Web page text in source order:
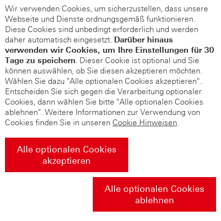
Wir verwenden Cookies, um sicherzustellen, dass unsere
Webseite und Dienste ordnungsgemäß funktionieren.
Diese Cookies sind unbedingt erforderlich und werden
daher automatisch eingesetzt. Darüber hinaus
verwenden wir Cookies, um Ihre Einstellungen für 30
Tage zu speichern. Dieser Cookie ist optional und Sie
können auswählen, ob Sie diesen akzeptieren möchten.
Wählen Sie dazu "Alle optionalen Cookies akzeptieren".
Entscheiden Sie sich gegen die Verarbeitung optionaler
Cookies, dann wählen Sie bitte "Alle optionalen Cookies
ablehnen". Weitere Informationen zur Verwendung von
Cookies finden Sie in unseren Cookie Hinweisen.
Alle optionalen Cookies
akzeptieren
Alle optionalen Cookies
ablehnen